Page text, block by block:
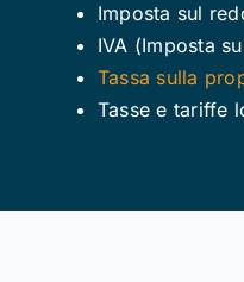
Imposta sul
IVA (Imposta
Tassa sulla
Tasse e tariffe